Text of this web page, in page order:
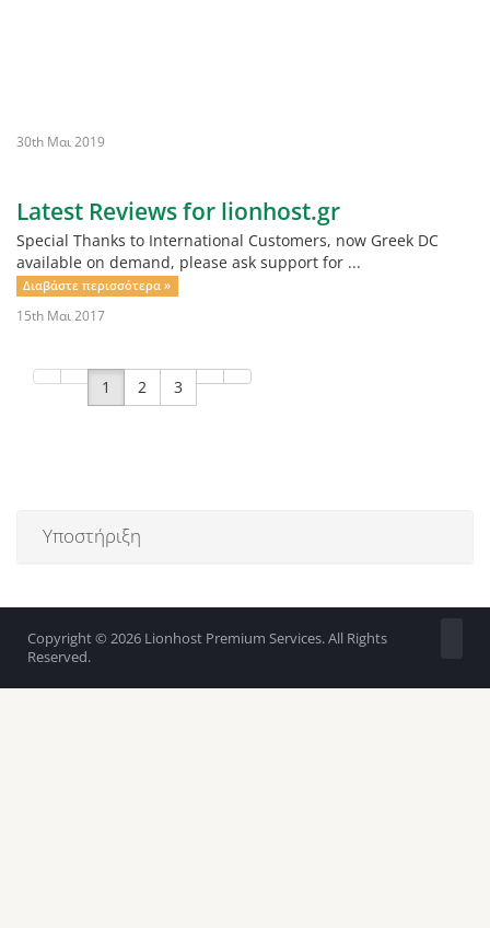
30th Μαι 2019
Latest Reviews for lionhost.gr
Special Thanks to International Customers, now Greek DC
available on demand, please ask support for ...
Διαβάστε περισσότερα »
15th Μαι 2017
1 2 3
Υποστήριξη
Copyright © 2026 Lionhost Premium Services. All Rights
Reserved.